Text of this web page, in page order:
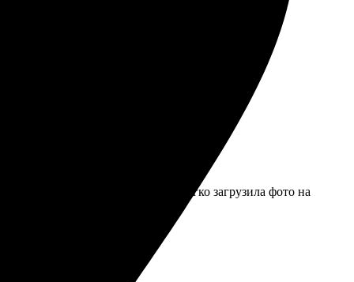
всем!
проходил без заминок, легко загрузила фото на